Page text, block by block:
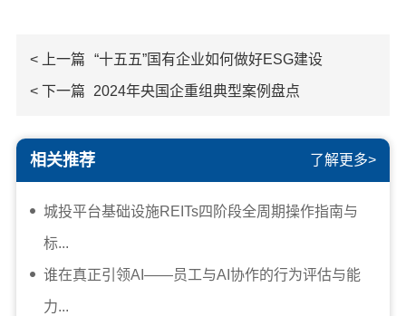
< 上一篇 “十五五”国有企业如何做好ESG建设
< 下一篇 2024年央国企重组典型案例盘点
相关推荐 了解更多>
城投平台基础设施REITs四阶段全周期操作指南与
标...
谁在真正引领AI——员工与AI协作的行为评估与能
力...